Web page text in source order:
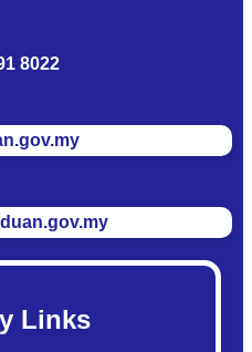
8022
Links